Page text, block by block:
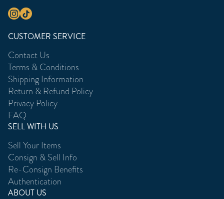
CUSTOMER SERVICE
Contact Us
Terms & Conditions
Shipping Information
Return & Refund Policy
Privacy Policy
FAQ
SELL WITH US
Sell Your Items
Consign & Sell Info
Re-Consign Benefits
Authentication
ABOUT US